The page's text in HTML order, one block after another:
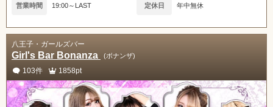
営業時間 19:00～LAST 定休日 年中無休
八王子・ガールズバー
Girl's Bar Bonanza (ボナンザ)
103件 1858pt